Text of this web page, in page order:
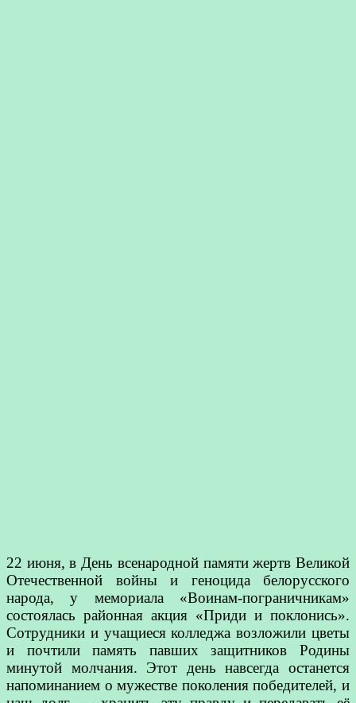
22 июня, в День всенародной памяти жертв Великой
Отечественной войны и геноцида белорусского
народа, у мемориала «Воинам-пограничникам»
состоялась районная акция «Приди и поклонись».
Сотрудники и учащиеся колледжа возложили цветы
и почтили память павших защитников Родины
минутой молчания. Этот день навсегда останется
напоминанием о мужестве поколения победителей, и